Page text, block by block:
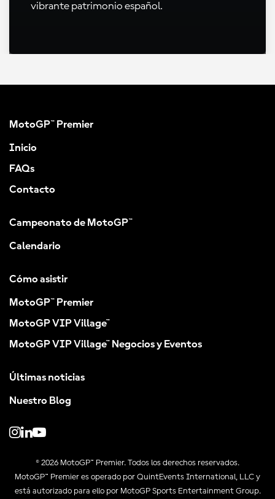
vibrante patrimonio español.
MotoGP™ Premier
Inicio
FAQs
Contacto
Campeonato de MotoGP™
Calendario
Cómo asistir
MotoGP™ Premier
MotoGP VIP Village™
MotoGP VIP Village™ Negocios y Eventos
Últimas noticias
Nuestro Blog
© 2026 MotoGP™ Premier. Todos los derechos reservados.
MotoGP™ Premier es operado por QuintEvents International, LLC y
está autorizado para ello por MotoGP Sports Entertainment Group.